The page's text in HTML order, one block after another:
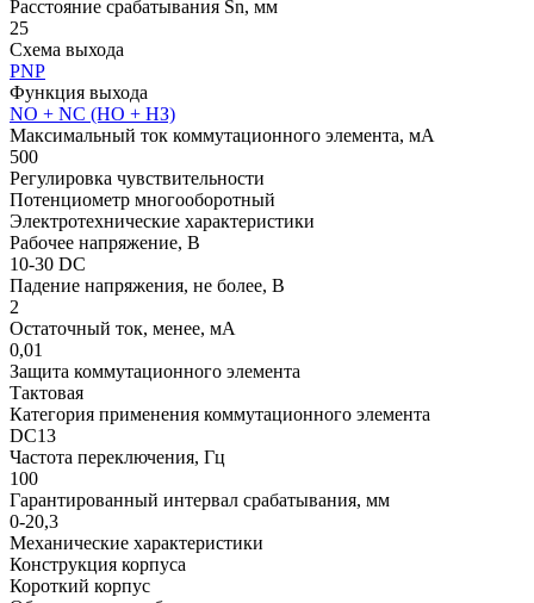
Расстояние срабатывания Sn, мм
25
Схема выхода
PNP
Функция выхода
NO + NC (НО + НЗ)
Максимальный ток коммутационного элемента, мА
500
Регулировка чувствительности
Потенциометр многооборотный
Электротехнические характеристики
Рабочее напряжение, В
10-30 DC
Падение напряжения, не более, В
2
Остаточный ток, менее, мА
0,01
Защита коммутационного элемента
Тактовая
Категория применения коммутационного элемента
DC13
Частота переключения, Гц
100
Гарантированный интервал срабатывания, мм
0-20,3
Механические характеристики
Конструкция корпуса
Короткий корпус